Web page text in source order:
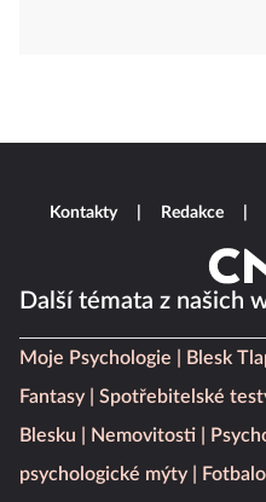
Další témata z našich
Moje Psychologie Blesk
Fantasy
Spotřebitelské
Blesku
Nemovitosti
psychologické mýty
Kontakty Redakce